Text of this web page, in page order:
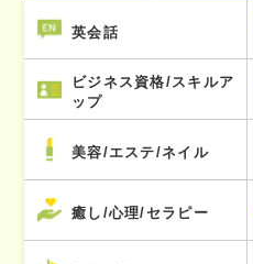
英会話
ビジネス資格/スキルア
ップ
美容/エステ/ネイル
癒し/心理/セラピー